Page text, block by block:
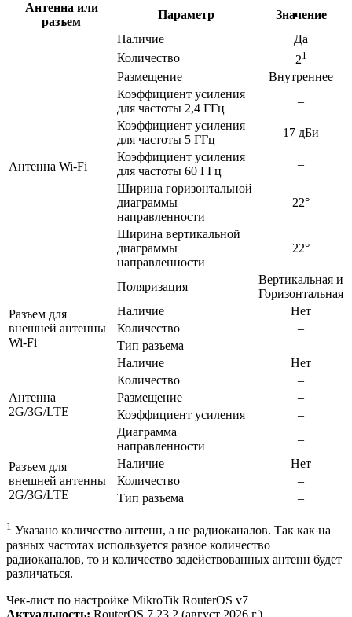
Антенна или
разъем
Параметр Значение
Антенна Wi-Fi
Наличие
Да
Количество
21
Размещение
Внутреннее
Коэффициент усиления
для частоты 2,4 ГГц
–
Коэффициент усиления
для частоты 5 ГГц
17 дБи
Коэффициент усиления
для частоты 60 ГГц
–
Ширина горизонтальной
диаграммы
направленности
22°
Ширина вертикальной
диаграммы
направленности
22°
Поляризация
Вертикальная и
Горизонтальная
Разъем для
внешней антенны
Wi-Fi
Наличие
Нет
Количество
–
Тип разъема
–
Антенна
2G/3G/LTE
Наличие
Нет
Количество
–
Размещение
–
Коэффициент усиления
–
Диаграмма
направленности
–
Разъем для
внешней антенны
2G/3G/LTE
Наличие
Нет
Количество
–
Тип разъема
–
1 Указано количество антенн, а не радиоканалов. Так как на
разных частотах используется разное количество
радиоканалов, то и количество задействованных антенн будет
различаться.
Чек‑лист по настройке MikroTik RouterOS v7
Актуальность: RouterOS 7.23.2 (август 2026 г.)